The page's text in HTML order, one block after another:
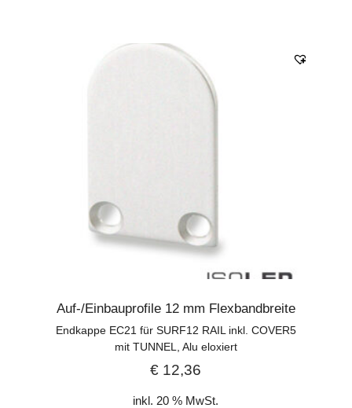
Auf-/Einbauprofile 12 mm Flexbandbreite
Endkappe EC21 für SURF12 RAIL inkl. COVER5
mit TUNNEL, Alu eloxiert
€ 12,36
inkl. 20 % MwSt.